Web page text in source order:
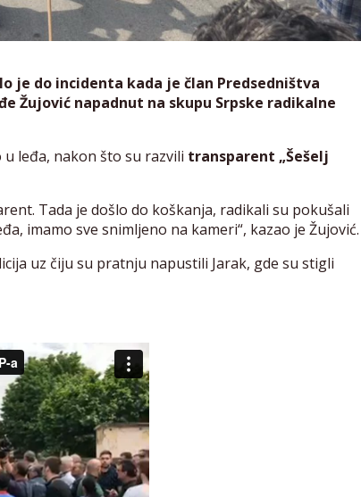
je do incidenta kada je član Predsedništva
Žujović napadnut na skupu Srpske radikalne
leđa, nakon što su razvili transparent „Šešelj
Tada je došlo do koškanja, radikali su pokušali
imamo sve snimljeno na kameri“, kazao je Žujović.
uz čiju su pratnju napustili Jarak, gde su stigli